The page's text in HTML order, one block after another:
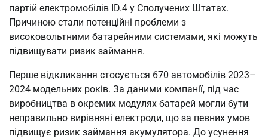
партій електромобілів ID.4 у Сполучених Штатах.
Причиною стали потенційні проблеми з
високовольтними батарейними системами, які можуть
підвищувати ризик займання.
Перше відкликання стосується 670 автомобілів 2023–
2024 модельних років. За даними компанії, під час
виробництва в окремих модулях батарей могли бути
неправильно вирівняні електроди, що за певних умов
підвищує ризик займання акумулятора. До усунення